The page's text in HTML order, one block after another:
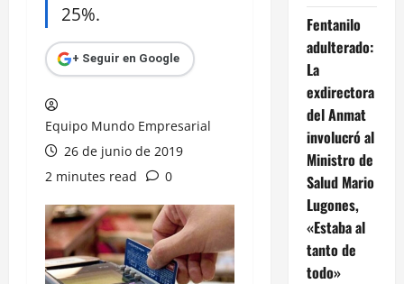
25%.
+ Seguir en Google
Equipo Mundo Empresarial
26 de junio de 2019
2 minutes read
0
Fentanilo
adulterado:
La
exdirectora
del Anmat
involucró al
Ministro de
Salud Mario
Lugones,
«Estaba al
tanto de
todo»